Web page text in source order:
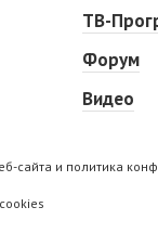
ТВ-
Форум
Видео
сайта и политика